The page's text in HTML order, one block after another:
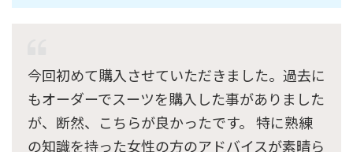
今回初めて購入させていただきました。過去に
もオーダーでスーツを購入した事がありました
が、断然、こちらが良かったです。 特に熟練
の知識を持った女性の方のアドバイスが素晴ら